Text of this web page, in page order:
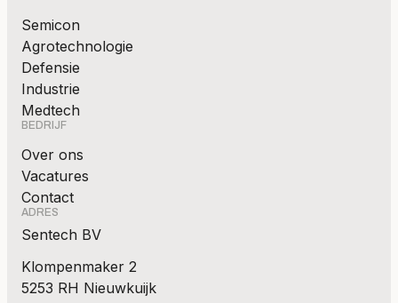
Semicon
Agrotechnologie
Defensie
Industrie
Medtech
BEDRIJF
Over ons
Vacatures
Contact
ADRES
Sentech BV
Klompenmaker 2
5253 RH Nieuwkuijk